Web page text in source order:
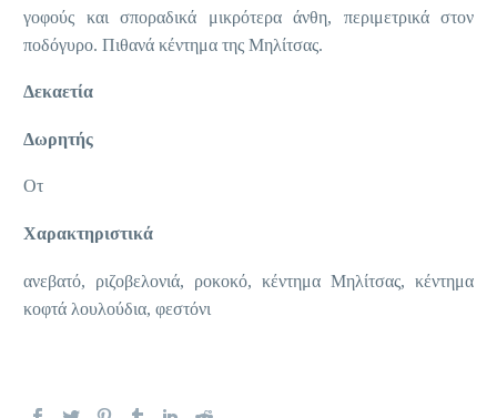
γοφούς και σποραδικά μικρότερα άνθη, περιμετρικά στον
ποδόγυρο. Πιθανά κέντημα της Μηλίτσας.
Δεκαετία
Δωρητής
Οτ
Χαρακτηριστικά
ανεβατό, ριζοβελονιά, ροκοκό, κέντημα Μηλίτσας, κέντημα
κοφτά λουλούδια, φεστόνι